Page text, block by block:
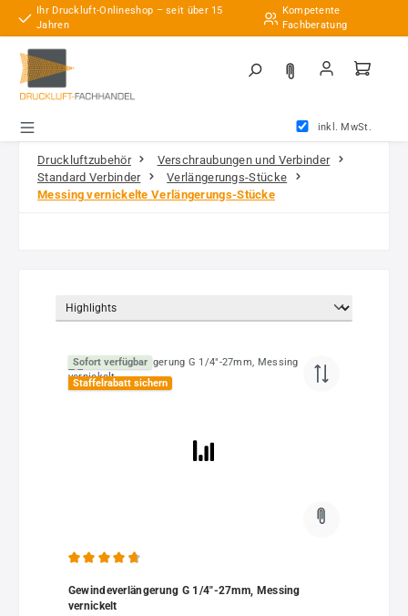
Zum Hauptinhalt springen
Ihr Druckluft-Onlineshop – seit über 15
Jahren
Kompetente
Fachberatung
inkl. MwSt.
Druckluftzubehör
Verschraubungen und Verbinder
Standard Verbinder
Verlängerungs-Stücke
Messing vernickelte Verlängerungs-Stücke
Sofort verfügbar
Staffelrabatt sichern
Gewindeverlängerung G 1/4"-27mm, Messing
vernickelt